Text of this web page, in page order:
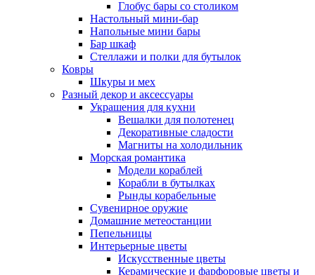
Глобус бары со столиком
Настольный мини-бар
Напольные мини бары
Бар шкаф
Стеллажи и полки для бутылок
Ковры
Шкуры и мех
Разный декор и аксессуары
Украшения для кухни
Вешалки для полотенец
Декоративные сладости
Магниты на холодильник
Морская романтика
Модели кораблей
Корабли в бутылках
Рынды корабельные
Сувенирное оружие
Домашние метеостанции
Пепельницы
Интерьерные цветы
Искусственные цветы
Керамические и фарфоровые цветы и